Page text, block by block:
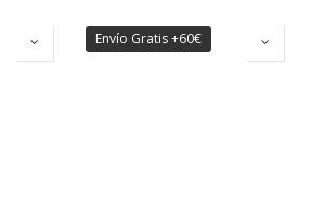
Envío Gratis +60€